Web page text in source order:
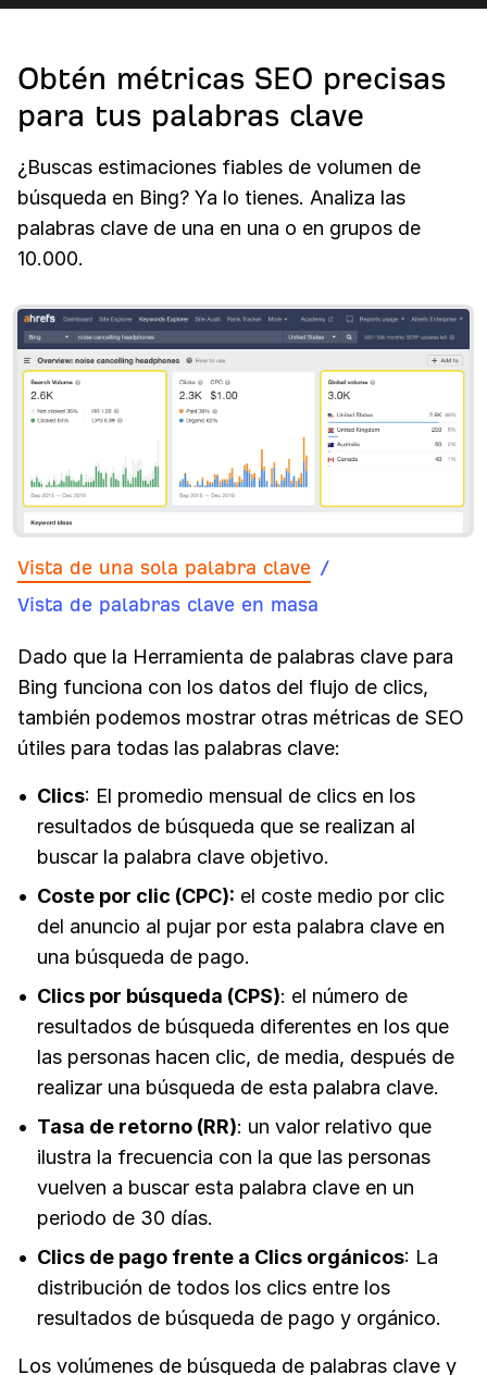
Obtén métricas SEO precisas
para tus palabras clave
¿Buscas estimaciones fiables de volumen de
búsqueda en Bing? Ya lo tienes. Analiza las
palabras clave de una en una o en grupos de
10.000.
Vista de una sola palabra clave /
Vista de palabras clave en masa
Dado que la Herramienta de palabras clave para
Bing funciona con los datos del flujo de clics,
también podemos mostrar otras métricas de SEO
útiles para todas las palabras clave:
Clics: El promedio mensual de clics en los
resultados de búsqueda que se realizan al
buscar la palabra clave objetivo.
Coste por clic (CPC): el coste medio por clic
del anuncio al pujar por esta palabra clave en
una búsqueda de pago.
Clics por búsqueda (CPS): el número de
resultados de búsqueda diferentes en los que
las personas hacen clic, de media, después de
realizar una búsqueda de esta palabra clave.
Tasa de retorno (RR): un valor relativo que
ilustra la frecuencia con la que las personas
vuelven a buscar esta palabra clave en un
periodo de 30 días.
Clics de pago frente a Clics orgánicos: La
distribución de todos los clics entre los
resultados de búsqueda de pago y orgánico.
Los volúmenes de búsqueda de palabras clave y